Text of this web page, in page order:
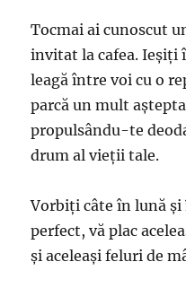
Tocmai ai cunoscut
invitat la cafea. Ieşiţi
leagă între voi cu o
parcă un mult
propulsându-te
drum al vieţii tale.
Vorbiţi câte în lună
perfect, vă plac
şi aceleaşi feluri de